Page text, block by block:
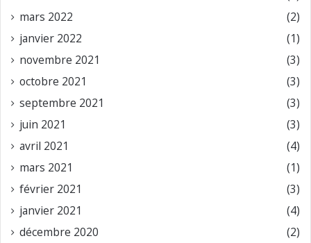
mars 2022
(2)
janvier 2022
(1)
novembre 2021
(3)
octobre 2021
(3)
septembre 2021
(3)
juin 2021
(3)
avril 2021
(4)
mars 2021
(1)
février 2021
(3)
janvier 2021
(4)
décembre 2020
(2)